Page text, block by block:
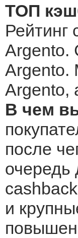
ТОП
Рейтинг
Argento.
Argento.
Argento,
В чем
после
очередь
и